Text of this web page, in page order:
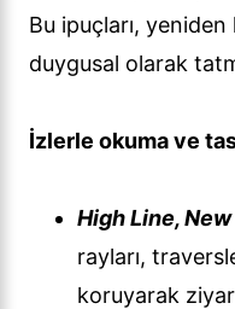
Bu ipuçları, yeniden
duygusal olarak
İzlerle okuma ve
High Line,
rayları,
koruyarak